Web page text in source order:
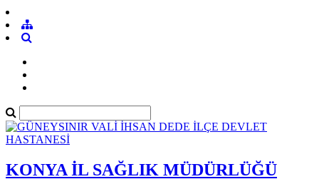
KONYA İL SAĞLIK MÜDÜRLÜĞÜ